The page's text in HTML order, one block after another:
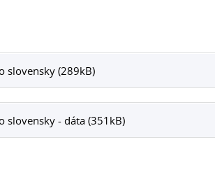
slovensky (289kB)
slovensky - dáta (351kB)